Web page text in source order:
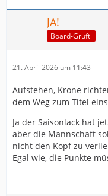
JA!
Board-Grufti
21. April 2026 um 11:43
Aufstehen, Krone
dem Weg zum Titel
Ja der Saisonlack hat
aber die Mannschaft
nicht den Kopf zu
Egal wie, die Punkte